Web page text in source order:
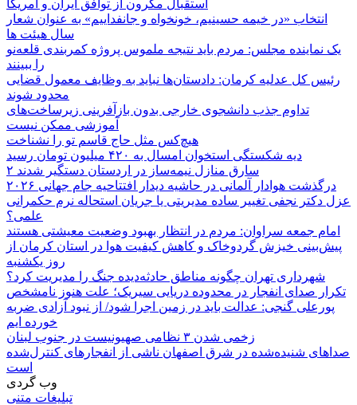
استقبال مکرون از توافق ایران و آمریکا
انتخاب «در خیمه حسینیم، خونخواه و جانفداییم» به عنوان شعار
سال هیئت ها
یک نماینده مجلس: مردم باید نتیجه ملموس پروژه کمربندی قلعه‌نو
را ببینند
رئیس کل عدلیه کرمان: دادستان‌ها نباید به وظایف معمول قضایی
محدود شوند
تداوم جذب دانشجوی خارجی بدون بازآفرینی زیرساخت‌های
آموزشی ممکن نیست
هیچ‌کس مثل حاج قاسم تو را نشناخت
دیه شکستگی استخوان امسال به ۴۲۰ میلیون تومان رسید
۲ سارق منازل نیمه‌ساز در اردستان دستگیر شدند
درگذشت هوادار آلمانی در حاشیه دیدار افتتاحیه جام جهانی ۲۰۲۶
عزل دکتر نجفی تغییر ساده مدیریتی یا جریان استحاله نرم حکمرانی
علمی؟
امام جمعه سراوان: مردم در انتظار بهبود وضعیت معیشتی هستند
پیش‌بینی خیزش گردوخاک و کاهش کیفیت هوا در استان کرمان از
روز یکشنبه
شهرداری تهران چگونه مناطق حادثه‌دیده جنگ را مدیریت کرد؟
تکرار صدای انفجار در محدوده دریایی سیریک؛ علت هنوز نامشخص
پورعلی گنجی: عدالت باید در زمین اجرا شود/ از نبود آزادی ضربه
خورده ایم
زخمی شدن ۳ نظامی صهیونیست در جنوب لبنان
صداهای شنیده‌شده در شرق اصفهان ناشی از انفجارهای کنترل‌شده
است
وب گردی
تبلیغات متنی